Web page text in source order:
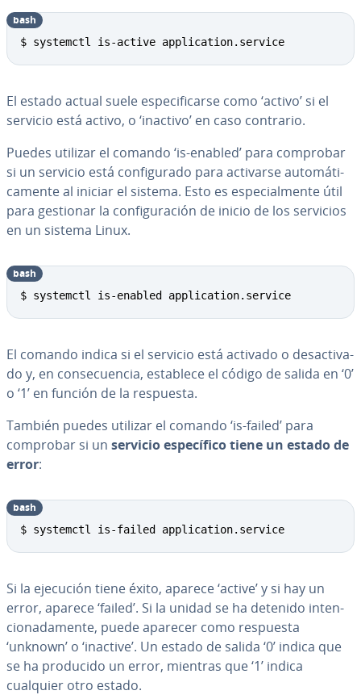
$ systemctl is-active application.service
bash
El estado actual suele es­pe­ci­fi­car­se como ‘activo’ si el
servicio está activo, o ‘inactivo’ en caso contrario.
Puedes utilizar el comando ‘is-enabled’ para comprobar
si un servicio está co­n­fi­gu­ra­do para activarse au­to­má­ti­
ca­me­n­te al iniciar el sistema. Esto es es­pe­cia­l­me­n­te útil
para gestionar la co­n­fi­gu­ra­ción de inicio de los servicios
en un sistema Linux.
$ systemctl is-enabled application.service
bash
El comando indica si el servicio está activado o des­ac­ti­va­
do y, en co­n­se­cue­n­cia, establece el código de salida en ‘0’
o ‘1’ en función de la respuesta.
También puedes utilizar el comando ‘is-failed’ para
comprobar si un servicio es­pe­cí­fi­co tiene un estado de
error:
$ systemctl is-failed application.service
bash
Si la ejecución tiene éxito, aparece ‘active’ y si hay un
error, aparece ‘failed’. Si la unidad se ha detenido in­te­n­
cio­na­da­me­n­te, puede aparecer como respuesta
‘unknown’ o ‘inactive’. Un estado de salida ‘0’ indica que
se ha producido un error, mientras que ‘1’ indica
cualquier otro estado.